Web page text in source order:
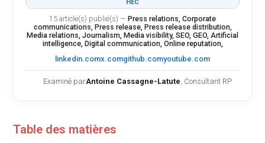
HEC
15 article(s) publié(s) — Press relations, Corporate
communications, Press release, Press release distribution,
Media relations, Journalism, Media visibility, SEO, GEO, Artificial
intelligence, Digital communication, Online reputation,
linkedin.comx.comgithub.comyoutube.com
Examiné parAntoine Cassagne-Latute , Consultant RP
Table des matières